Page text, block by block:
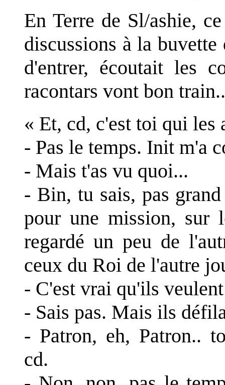
En Terre de Sl/ashie,
discussions à la
d'entrer, écoutait les
racontars vont bon
« Et, cd, c'est toi qui les
- Pas le temps. Init m'a
- Mais t'as vu quoi...
- Bin, tu sais, pas
pour une mission, sur
regardé un peu de
ceux du Roi de l'autre
- C'est vrai qu'ils
- Sais pas. Mais ils
- Patron, eh, Patron..
cd.